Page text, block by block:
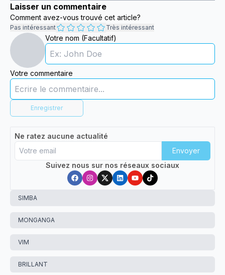
Laisser un commentaire
Comment avez-vous trouvé cet article?
Pas intéressant Très intéressant
Votre nom (Facultatif)
Votre commentaire
Enregistrer
Ne ratez aucune actualité
Envoyer
Suivez nous sur nos réseaux sociaux
SIMBA
MONGANGA
VIM
BRILLANT